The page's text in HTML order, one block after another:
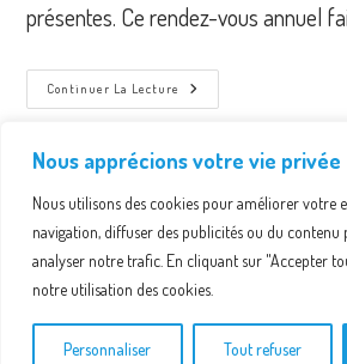
Nous apprécions votre vie privée
Nous utilisons des cookies pour améliorer votre
navigation, diffuser des publicités ou du contenu
analyser notre trafic. En cliquant sur "Accepter
notre utilisation des cookies.
Personnaliser Tout refuser
présentes. Ce rendez-vous annuel
Continuer La Lecture
Championnats
De
Courts
-15
17
Avril
2022
À
Cazaubon